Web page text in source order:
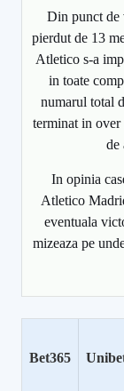
Din punct de
pierdut de 13
Atletico s-a
in toate
numarul total
terminat in
de
In opinia
Atletico
eventuala
mizeaza pe
Bet365